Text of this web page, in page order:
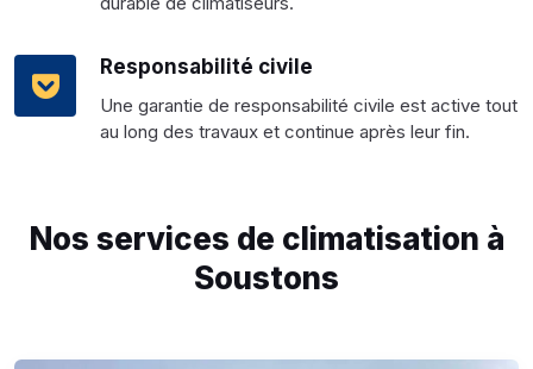
Responsabilité civile
Une garantie de responsabilité civile est active tout
au long des travaux et continue après leur fin.
Nos services de climatisation à
Soustons